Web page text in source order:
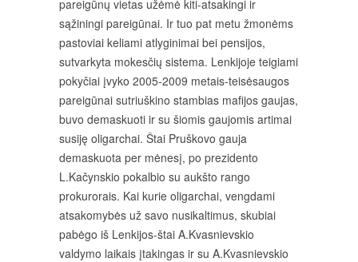
pareigūnų vietas užėmė kiti-atsakingi ir
sąžiningi pareigūnai. Ir tuo pat metu žmonėms
pastoviai keliami atlyginimai bei pensijos,
sutvarkyta mokesčių sistema. Lenkijoje teigiami
pokyčiai įvyko 2005-2009 metais-teisėsaugos
pareigūnai sutriuškino stambias mafijos gaujas,
buvo demaskuoti ir su šiomis gaujomis artimai
susiję oligarchai. Štai Pruškovo gauja
demaskuota per mėnesį, po prezidento
L.Kačynskio pokalbio su aukšto rango
prokurorais. Kai kurie oligarchai, vengdami
atsakomybės už savo nusikaltimus, skubiai
pabėgo iš Lenkijos-štai A.Kvasnievskio
valdymo laikais įtakingas ir su A.Kvasnievskio